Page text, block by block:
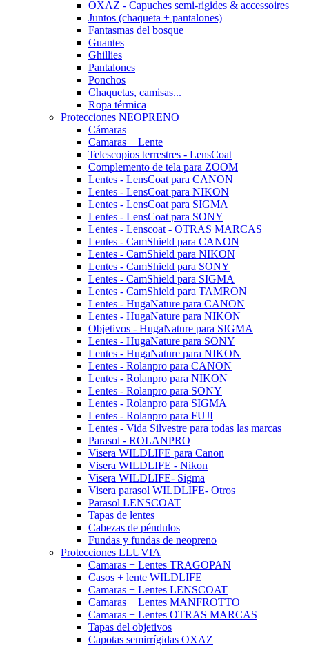
OXAZ - Capuches semi-rigides & accessoires
Juntos (chaqueta + pantalones)
Fantasmas del bosque
Guantes
Ghillies
Pantalones
Ponchos
Chaquetas, camisas...
Ropa térmica
Protecciones NEOPRENO
Cámaras
Camaras + Lente
Telescopios terrestres - LensCoat
Complemento de tela para ZOOM
Lentes - LensCoat para CANON
Lentes - LensCoat para NIKON
Lentes - LensCoat para SIGMA
Lentes - LensCoat para SONY
Lentes - Lenscoat - OTRAS MARCAS
Lentes - CamShield para CANON
Lentes - CamShield para NIKON
Lentes - CamShield para SONY
Lentes - CamShield para SIGMA
Lentes - CamShield para TAMRON
Lentes - HugaNature para CANON
Lentes - HugaNature para NIKON
Objetivos - HugaNature para SIGMA
Lentes - HugaNature para SONY
Lentes - HugaNature para NIKON
Lentes - Rolanpro para CANON
Lentes - Rolanpro para NIKON
Lentes - Rolanpro para SONY
Lentes - Rolanpro para SIGMA
Lentes - Rolanpro para FUJI
Lentes - Vida Silvestre para todas las marcas
Parasol - ROLANPRO
Visera WILDLIFE para Canon
Visera WILDLIFE - Nikon
Visera WILDLIFE- Sigma
Visera parasol WILDLIFE- Otros
Parasol LENSCOAT
Tapas de lentes
Cabezas de péndulos
Fundas y fundas de neopreno
Protecciones LLUVIA
Camaras + Lentes TRAGOPAN
Casos + lente WILDLIFE
Camaras + Lentes LENSCOAT
Camaras + Lentes MANFROTTO
Camaras + Lentes OTRAS MARCAS
Tapas del objetivos
Capotas semirrígidas OXAZ